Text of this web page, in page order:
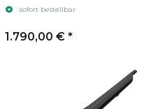
sofort bestellbar
1.790,00 € *